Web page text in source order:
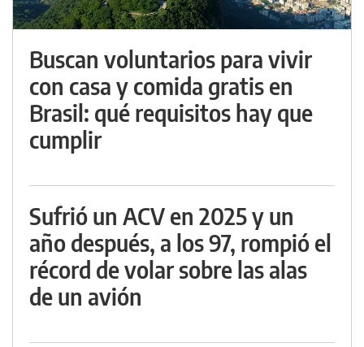
Buscan voluntarios para vivir
con casa y comida gratis en
Brasil: qué requisitos hay que
cumplir
Sufrió un ACV en 2025 y un
año después, a los 97, rompió el
récord de volar sobre las alas
de un avión